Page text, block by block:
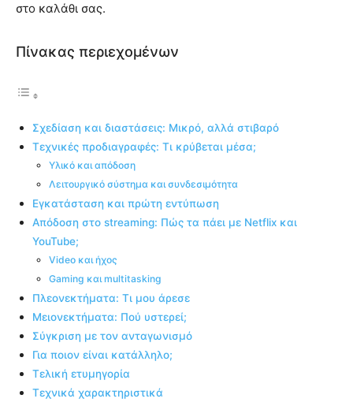
στο καλάθι σας.
Πίνακας περιεχομένων
Σχεδίαση και διαστάσεις: Μικρό, αλλά στιβαρό
Τεχνικές προδιαγραφές: Τι κρύβεται μέσα;
Υλικό και απόδοση
Λειτουργικό σύστημα και συνδεσιμότητα
Εγκατάσταση και πρώτη εντύπωση
Απόδοση στο streaming: Πώς τα πάει με Netflix και
YouTube;
Video και ήχος
Gaming και multitasking
Πλεονεκτήματα: Τι μου άρεσε
Μειονεκτήματα: Πού υστερεί;
Σύγκριση με τον ανταγωνισμό
Για ποιον είναι κατάλληλο;
Τελική ετυμηγορία
Τεχνικά χαρακτηριστικά